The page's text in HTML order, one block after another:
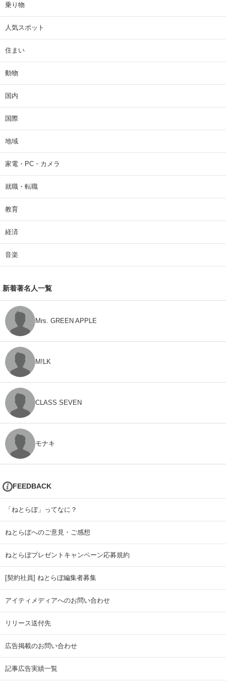
乗り物
人気スポット
住まい
動物
国内
国際
地域
家電・PC・カメラ
就職・転職
教育
経済
音楽
新着著名人一覧
Mrs. GREEN APPLE
M!LK
CLASS SEVEN
モナキ
FEEDBACK
「ねとらぼ」ってなに？
ねとらぼへのご意見・ご感想
ねとらぼプレゼントキャンペーン応募規約
[契約社員] ねとらぼ編集者募集
アイティメディアへのお問い合わせ
リリース送付先
広告掲載のお問い合わせ
記事広告実績一覧